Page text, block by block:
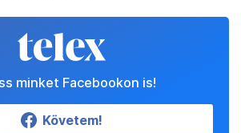
minket Facebookon is!
Követem!